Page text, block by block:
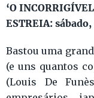
‘O
ESTREIA:
Bastou uma
(e uns quantos
(Louis De